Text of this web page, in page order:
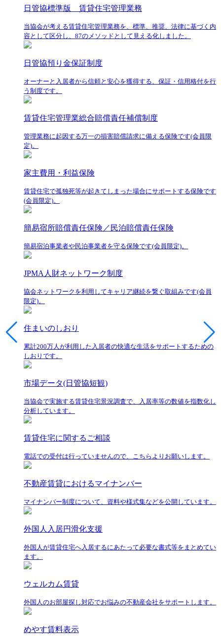
日管協標準版 賃貸住宅管理業務
当協会が考える賃貸住宅管理業務を、標準、推奨、法律に基づく内
容として区分し、87のメソッドとして見える化しました。
日管協預り金保証制度
オーナーと入居者から信頼と安心を獲得する、保証・信用格付を行
う制度です。
賃貸住宅管理業総合賠償責任補償制度
管理業務に起因する万一の損害賠償請求に備える保険です(会員限
定)。
家主費用・利益保険
賃貸住宅で孤独死等が起きてしまった場合にサポートする保険です
(会員限定)。
簡易宿所賠償責任保険／民泊賠償責任保険
簡易宿泊事業者や民泊事業者を守る保険です(会員限定)。
JPMA人財ネットワーク制度
協会ネットワークを利用してキャリア継続を繋ぐ取組みです(会員
限定)。
住まいのしおり
累計200万人が利用した入居者の快適な生活をサポートするための
しおりです。
市場データ(日管協短観)
当協会で実施する賃貸住宅景況調査で、入居率等の数値を指数化し
分析しています。
賃貸住宅に関するご相談
電話での受付は行っていませんので、こちらよりお願いします。
不動産賃貸におけるマイナンバー
マイナンバー制度について、資料や様式集などを公開しています。
外国人入居円滑化支援
外国人が賃貸住宅へ入居するにあたって必要な書式等をまとめてい
ます。
ウェルカム賃貸
外国人のお部屋探し対応でお悩みの不動産会社をサポートします。
めやす賃料表示